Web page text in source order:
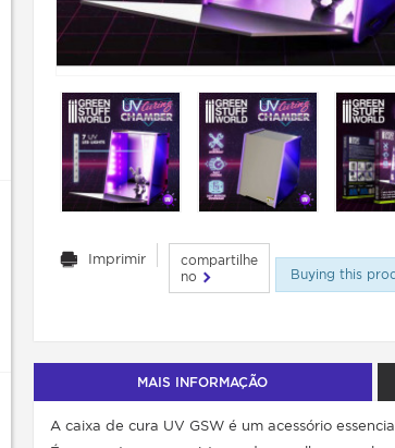
Imprimir
compartilhe
no
Buying this
MAIS INFORMAÇÃO
A caixa de cura UV GSW é um acessório